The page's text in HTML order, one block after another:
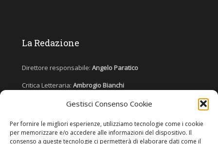
Gestisci Consenso Cookie
Per fornire le migliori esperienze, utilizziamo tecnologie come i cookie
per memorizzare e/o accedere alle informazioni del dispositivo. Il
consenso a queste tecnologie ci permetterà di elaborare dati come il
La Redazione
Direttore responsabile: Angelo Paratico
Critica Letteraria: Ambrogio Bianchi
Ermete Barbieri
Costume e moda:
Ada Simoni